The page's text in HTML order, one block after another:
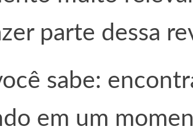
parte dessa
sabe:
em um